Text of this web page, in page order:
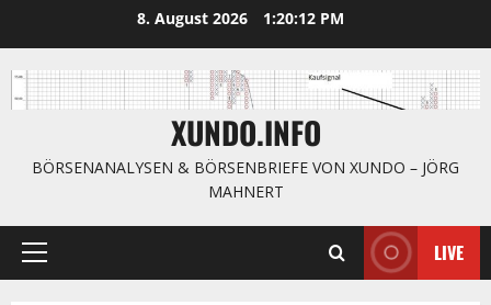
springen
8. August 2026 1:20:13 PM
XUNDO.INFO
BÖRSENANALYSEN & BÖRSENBRIEFE VON XUNDO – JÖRG
MAHNERT
Primäres
LIVE